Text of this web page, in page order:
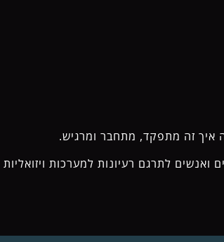
איך זה מתפקד, מתחבר ומרגיש.
ואנשים לתרגם רעיונות למערכות